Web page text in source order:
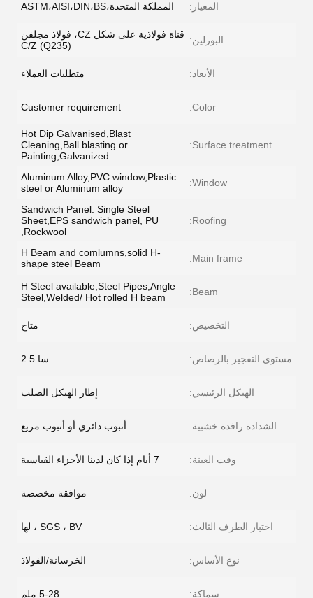
المعيار: المملكة المتحدة،ASTM،AISI،DIN،BS
البورلين:
قناة فولاذية على شكل CZ، فولاذ مجلفن
C/Z (Q235)
الأبعاد: متطلبات العملاء
Color:
Customer requirement
Surface treatment:
Hot Dip Galvanised,Blast
Cleaning,Ball blasting or
Painting,Galvanized
Window:
Aluminum Alloy,PVC window,Plastic
steel or Aluminum alloy
Roofing:
Sandwich Panel. Single Steel
Sheet,EPS sandwich panel, PU
,Rockwool
Main frame:
H Beam and comlumns,solid H-
shape steel Beam
Beam:
H Steel available,Steel Pipes,Angle
Steel,Welded/ Hot rolled H beam
التخصيص: متاح
مستوى التفجير بالرصاص: سا 2.5
الهيكل الرئيسي: إطار الهيكل الصلب
الشدادة رافدة خشبية: أنبوب دائري أو أنبوب مربع
وقت العينة: 7 أيام إذا كان لدينا الأجزاء القياسية
لون: موافقة مخصصة
اختبار الطرف الثالث: SGS ، BV ، لها
نوع الأساس: الخرسانة/الفولاذ
سماكة: 5-28 ملم